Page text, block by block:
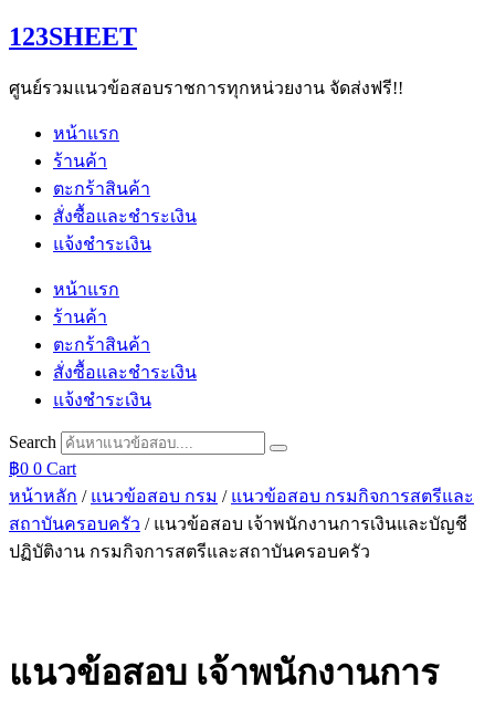
Skip
to
123SHEET
ศูนย์รวมแนวข้อสอบราชการทุกหน่วยงาน จัดส่งฟรี!!
หน้าแรก
ร้านค้า
ตะกร้าสินค้า
สั่งซื้อและชำระเงิน
แจ้งชำระเงิน
หน้าแรก
ร้านค้า
ตะกร้าสินค้า
สั่งซื้อและชำระเงิน
แจ้งชำระเงิน
Search
฿0 0 Cart
หน้าหลัก / แนวข้อสอบ กรม / แนวข้อสอบ กรมกิจการสตรีและ
สถาบันครอบครัว / แนวข้อสอบ เจ้าพนักงานการเงินและบัญชี
ปฏิบัติงาน กรมกิจการสตรีและสถาบันครอบครัว
แนวข้อสอบ เจ้าพนักงานการ